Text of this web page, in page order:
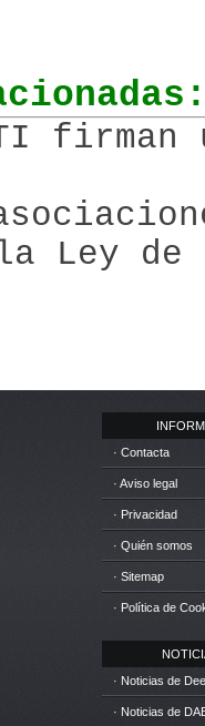
firman
Ley de
· Contacta
· Aviso legal
· Privacidad
· Quién somos
· Sitemap
· Política de
· Noticias de
· Noticias de